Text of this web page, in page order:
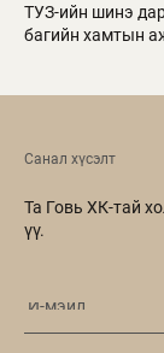
ТУЗ-ийн шинэ
багийн хамтын
Санал хүсэлт
Та Говь ХК-тай
үү.